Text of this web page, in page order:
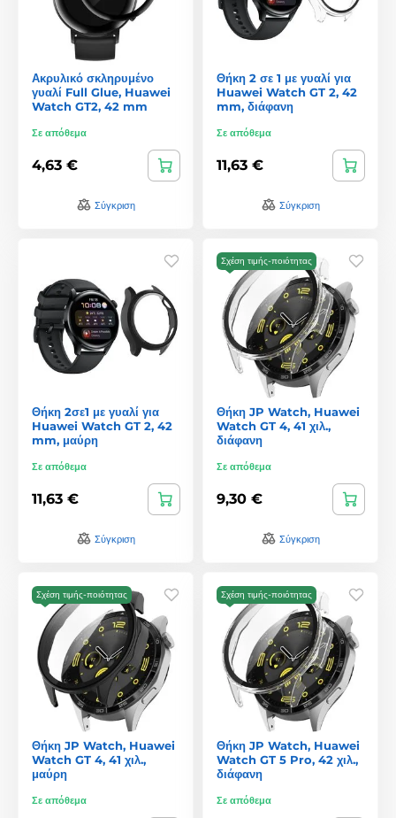
Ακρυλικό σκληρυμένο
γυαλί Full Glue, Huawei
Watch GT2, 42 mm
Σε απόθεμα
4,63 €
Σύγκριση
Θήκη 2 σε 1 με γυαλί για
Huawei Watch GT 2, 42
mm, διάφανη
Σε απόθεμα
11,63 €
Σύγκριση
Θήκη 2σε1 με γυαλί για
Huawei Watch GT 2, 42
mm, μαύρη
Σε απόθεμα
11,63 €
Σύγκριση
Σχέση τιμής-ποιότητας
Θήκη JP Watch, Huawei
Watch GT 4, 41 χιλ.,
διάφανη
Σε απόθεμα
9,30 €
Σύγκριση
Σχέση τιμής-ποιότητας
Θήκη JP Watch, Huawei
Watch GT 4, 41 χιλ.,
μαύρη
Σε απόθεμα
Σχέση τιμής-ποιότητας
Θήκη JP Watch, Huawei
Watch GT 5 Pro, 42 χιλ.,
διάφανη
Σε απόθεμα